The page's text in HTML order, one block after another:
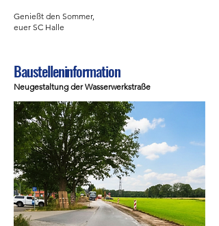
Genießt den Sommer,
euer SC Halle
Baustelleninformation
Neugestaltung der Wasserwerkstraße